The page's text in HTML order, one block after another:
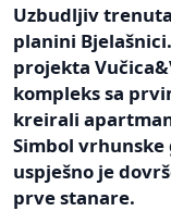
Uzbudljiv
planini
projekta
kompleks sa
kreirali
Simbol
uspješno je
prve stanare.